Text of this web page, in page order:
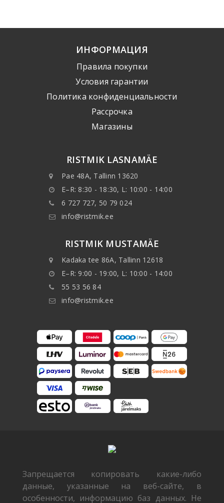
ИНФОРМАЦИЯ
Правила покупки
Условия гарантии
Политика конфиденциальности
Рассрочка
Mагазины
RISTMIK LASNAMÄE
Pae 48A, Tallinn 13620
E–R: 8:30 - 18:30, L: 10:00 - 14:00
6 727 727, 50 79 024
info@ristmik.ee
RISTMIK MUSTAMÄE
Kadaka tee 86A, Tallinn 12618
E–R: 9:00 - 19:00, L: 10:00 - 14:00
55 53 56 84
info@ristmik.ee
Запрещается копировать какие-либо
данные, указанные на веб-сайте, в
особенности, информацию баз данных. Не